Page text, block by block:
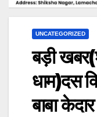
UNCATEGORIZED
बड़ी
धाम)दस
बाबा